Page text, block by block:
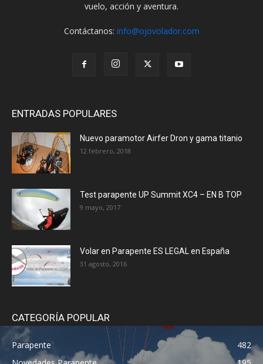
vuelo, acción y aventura.
Contáctanos: info@ojovolador.com
ENTRADAS POPULARES
Nuevo paramotor Airfer Dron y gama titanio
12 febrero, 2018
Test parapente UP Summit XC4 – EN B TOP
9 mayo, 2017
Volar en Parapente ES LEGAL en España
31 agosto, 2016
CATEGORÍA POPULAR
Parapente
482